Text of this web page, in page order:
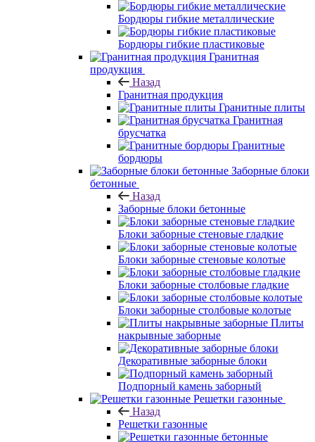
Бордюры гибкие металлические
Бордюры гибкие пластиковые
Гранитная
продукция
Назад
Гранитная продукция
Гранитные плиты
Гранитная
брусчатка
Гранитные
бордюры
Заборные блоки
бетонные
Назад
Заборные блоки бетонные
Блоки заборные стеновые гладкие
Блоки заборные стеновые колотые
Блоки заборные столбовые гладкие
Блоки заборные столбовые колотые
Плиты
накрывные заборные
Декоративные заборные блоки
Подпорный камень заборный
Решетки газонные
Назад
Решетки газонные